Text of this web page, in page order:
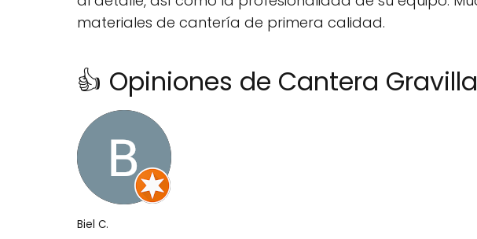
materiales de cantería de primera calidad.
👍 Opiniones de Cantera
Biel C.